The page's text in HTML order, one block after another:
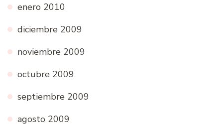
enero 2010
diciembre 2009
noviembre 2009
octubre 2009
septiembre 2009
agosto 2009